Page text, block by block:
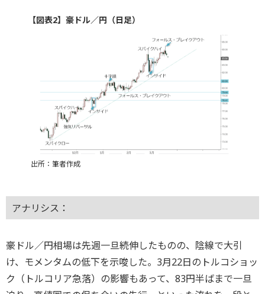
【図表2】豪ドル／円（日足）
出所：筆者作成
アナリシス：
豪ドル／円相場は先週一旦続伸したものの、陰線で大引
け、モメンタムの低下を示唆した。3月22日のトルコショッ
ク（トルコリア急落）の影響もあって、83円半ばまで一旦